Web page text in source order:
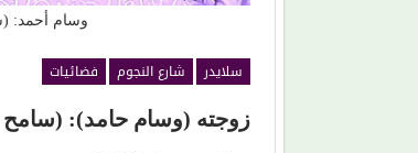
وسام أحمد:
سلايدر شارع النجوم
فضائيات
زوجته (وسام حامد):